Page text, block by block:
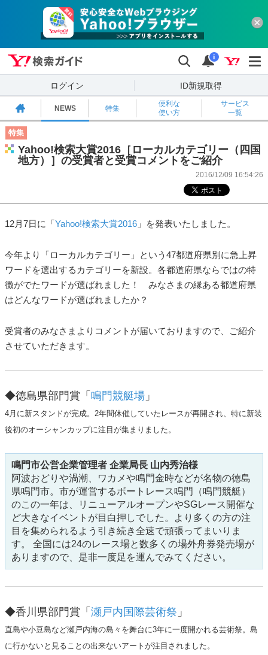
検索 通知
i
ログイン ID新規取得
NEWS 特集
便利な
使い方
サービス
一覧
特集
Yahoo!検索大賞2016［ローカルカテゴリー（四国
地方）］の受賞者と受賞コメントをご紹介
2016/12/09 16:54:26
12月7日に「Yahoo!検索大賞2016 」を発表いたしました。
今年より「ローカルカテゴリー」という47都道府県別に急上昇
ワードを選出するカテゴリーを新設。各都道府県ならではの特
徴がでたワードが選ばれました！ みなさまの縁ある都道府県
はどんなワードが選ばれましたか？
受賞者のみなさまよりコメントが届いておりますので、ご紹介
させていただきます。
◆徳島県部門賞「 鳴門競艇場 」
4月に新スタンドが完成。2年間休催していたレースが再開され、特に新装
後初のオーシャンカップに注目が集まりました。
鳴門市公営企業管理者 企業局長 山内秀治様
阿波おどりや渦潮、ワカメや鳴門金時などが名物の徳島
県鳴門市。市が運営するボートレース鳴門（鳴門競艇）
のこの一年は、リニューアルオープンやSGレース開催な
ど大きなイベントが目白押しでした。より多くの方の注
目を集められるよう引き続き全速で頑張ってまいりま
す。 全国には24のレース場と数多くの場外舟券発売場が
ありますので、是非一度足を運んでみてください。
◆香川県部門賞「 瀬戸内国際芸術祭 」
直島や小豆島など瀬戸内海の島々を舞台に3年に一度開かれる芸術祭。島
に行かないと見ることの出来ないアートが注目されました。